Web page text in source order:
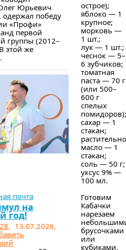
Юрьевич
одержал победу
«Профи»
первой
группы (2012–
этой же
почта
на
год!
, 13.07.2026,
острое);
яблоко — 1
крупное;
морковь —
1 шт.;
лук — 1 шт.;
чеснок — 5–
6 зубчиков;
томатная
паста — 70 г
(или 500–
600 г
спелых
помидоров);
сахар — 1
стакан;
масло — 1
стакан;
соль — 50 г;
уксус 9% —
100 мл.
Готовим
Кабачки
нарезаем
брусочками
или
кубиками.